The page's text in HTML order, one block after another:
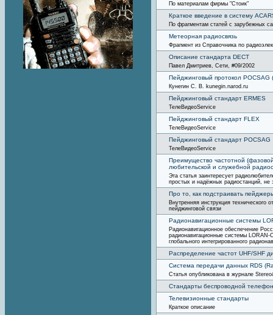
По материалам фирмы "Стоик"
Краткое введение в систему
По фрагментам статей с зарубежных
Метеорная радиосвязь
Фрагмент из Справочника по
Описание стандарта DECT
Павел Дмитриев, Сети, #09/2002
Пейджинговый протокол POCSAG
Кунегин С. В. kunegin.narod.ru
Пейджинговый стандарт ERMES
ТелеВидеоService
Пейджинговый стандарт FLEX
ТелеВидеоServicе
Пейджинговый стандарт POCSAG
ТелеВидеоService
Преимущество частотной
любительской и служебной
Эта статья заинтересует
простых и надёжных радиостанций, не
Про то, как подстраивать
Внутренняя инструкция технического
пейджинговой связи
Радионавигационные системы
Радионавигационное обеспечение
радионавигационные системы
глобального интегрированного
Распределение частот UHF/SHF
Система передачи данных RDS
Статья опубликована в журнале
Стандарты беспроводной
Телевизионные стандарты
Краткое описание